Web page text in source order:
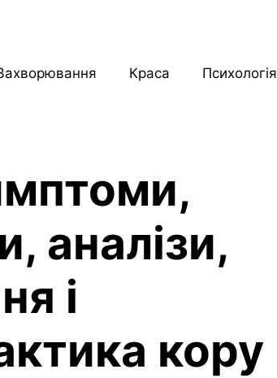
Краса Психологія
аналізи,
і
кору